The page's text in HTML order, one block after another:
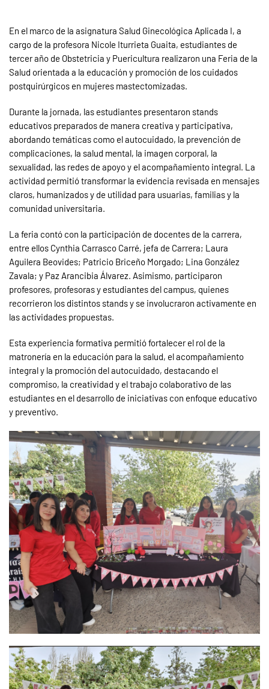
En el marco de la asignatura Salud Ginecológica Aplicada I, a
cargo de la profesora Nicole Iturrieta Guaita, estudiantes de
tercer año de Obstetricia y Puericultura realizaron una Feria de la
Salud orientada a la educación y promoción de los cuidados
postquirúrgicos en mujeres mastectomizadas.
Durante la jornada, las estudiantes presentaron stands
educativos preparados de manera creativa y participativa,
abordando temáticas como el autocuidado, la prevención de
complicaciones, la salud mental, la imagen corporal, la
sexualidad, las redes de apoyo y el acompañamiento integral. La
actividad permitió transformar la evidencia revisada en mensajes
claros, humanizados y de utilidad para usuarias, familias y la
comunidad universitaria.
La feria contó con la participación de docentes de la carrera,
entre ellos Cynthia Carrasco Carré, jefa de Carrera; Laura
Aguilera Beovides; Patricio Briceño Morgado; Lina González
Zavala; y Paz Arancibia Álvarez. Asimismo, participaron
profesores, profesoras y estudiantes del campus, quienes
recorrieron los distintos stands y se involucraron activamente en
las actividades propuestas.
Esta experiencia formativa permitió fortalecer el rol de la
matronería en la educación para la salud, el acompañamiento
integral y la promoción del autocuidado, destacando el
compromiso, la creatividad y el trabajo colaborativo de las
estudiantes en el desarrollo de iniciativas con enfoque educativo
y preventivo.